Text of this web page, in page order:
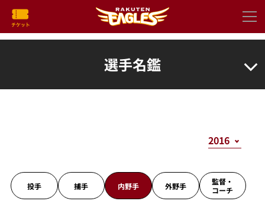
選手名鑑
投手 捕手 内野手 外野手
監督・
コーチ